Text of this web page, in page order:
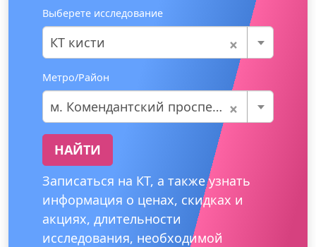
Выберете исследование
×
КТ кисти
Метро/Район
×
м. Комендантский проспект
НАЙТИ
Записаться на КТ, а также узнать
информация о ценах, скидках и
акциях, длительности
исследования, необходимой